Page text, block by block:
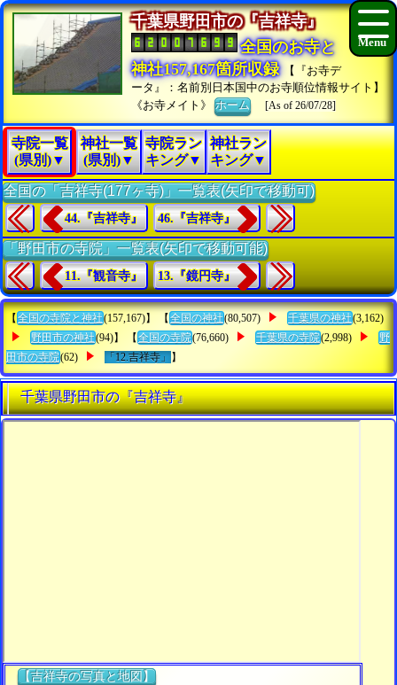
千葉県野田市の『吉祥寺』
全国のお寺と
神社157,167箇所収録
【『お寺デ
ータ』：名前別日本国中のお寺順位情報サイト】
《お寺メイト》ホーム [As of 26/07/28]
寺院一覧
(県別)▼
神社一覧
(県別)▼
寺院ラン
キング▼
神社ラン
キング▼
全国の「吉祥寺(177ヶ寺)」一覧表(矢印で移動可)
44.『吉祥寺』 46.『吉祥寺』
「野田市の寺院」一覧表(矢印で移動可能)
11.『観音寺』 13.『鏡円寺』
【 全国の寺院と神社(157,167)】 【 全国の神社(80,507) 千葉県の神社(3,162)
野田市の神社(94)】 【 全国の寺院(76,660) 千葉県の寺院(2,998)
野
田市の寺院(62) 「12.吉祥寺」 】
千葉県野田市の『吉祥寺』
【吉祥寺の写真と地図】